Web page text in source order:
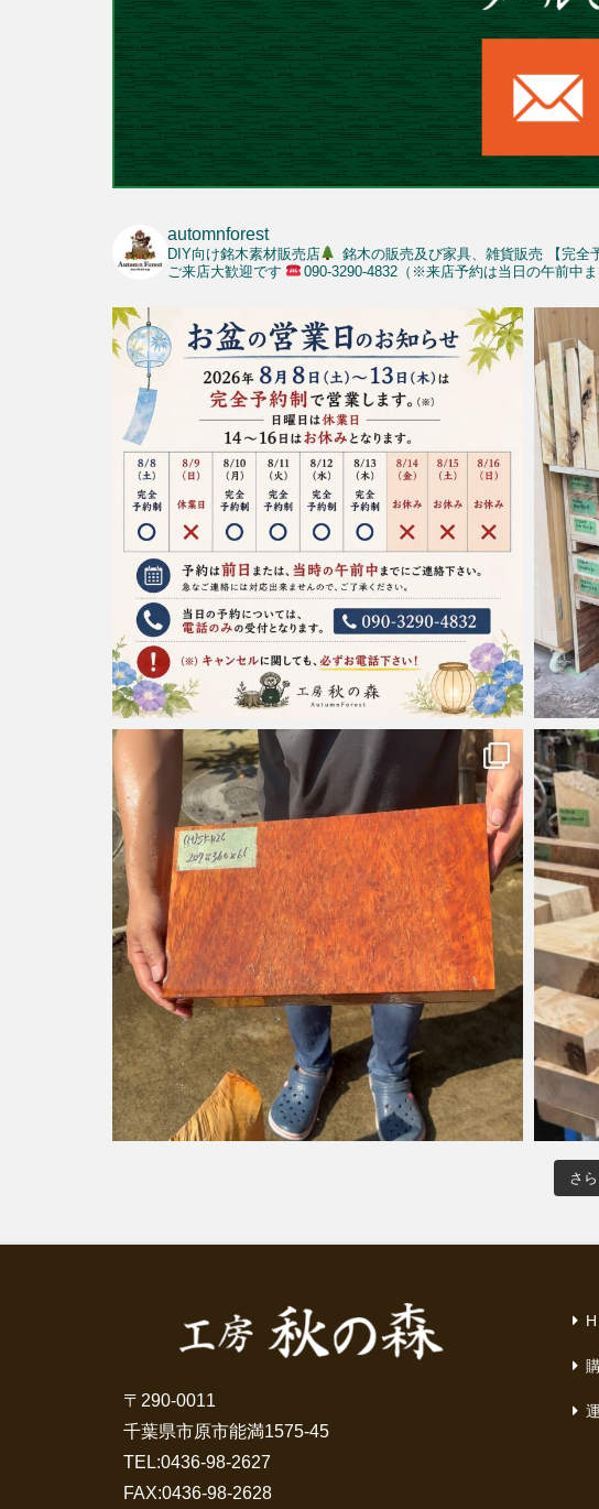
automnforest
DIY向け銘木素材販売店 銘木の販売及び家具、雑貨販売 【完全
ご来店大歓迎です
090-3290-4832（※来店予約は当日の午前中ま
さ
〒290-0011
千葉県市原市能満1575-45
TEL:0436-98-2627
FAX:0436-98-2628